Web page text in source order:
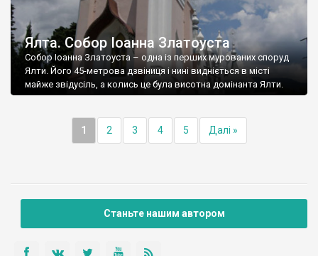
Ялта. Собор Іоанна Златоуста
Собор Іоанна Златоуста – одна із перших мурованих споруд
Ялти. Його 45-метрова дзвіниця і нині видніється в місті
майже звідусіль, а колись це була висотна домінанта Ялти.
1 2 3 4 5 Далі »
Станьте нашим автором